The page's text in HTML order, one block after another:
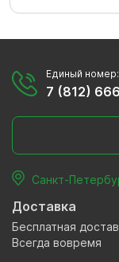
Единый номер:
7 (812)
Санкт-
Доставка
Бесплатная
Всегда вовремя